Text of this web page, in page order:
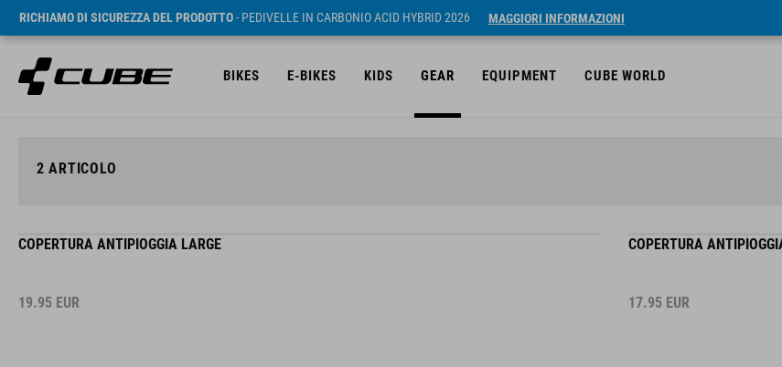
RICHIAMO DI SICUREZZA DEL PRODOTTO- PEDIVELLE IN CARBONIO ACID HYBRID 2026 MAGGIORI INFORMAZIONI
BIKES E-BIKES KIDS GEAR EQUIPMENT CUBE WORLD
2 ARTICOLO
COPERTURA ANTIPIOGGIA LARGE
19.95 EUR
COPERTURA
17.95 EUR